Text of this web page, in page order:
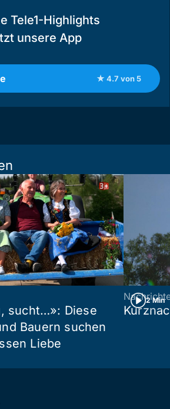
Tele1-Highlights
unsere App
★ 4.7 von 5
sucht…»: Diese
Bauern suchen
Liebe
2 Min